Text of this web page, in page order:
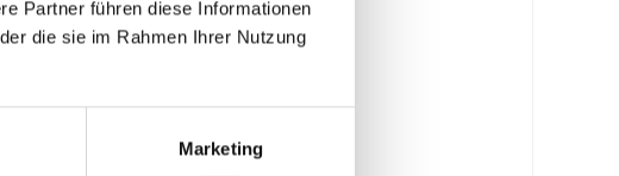
Partner führen diese Informationen
die sie im Rahmen Ihrer Nutzung
Marketing